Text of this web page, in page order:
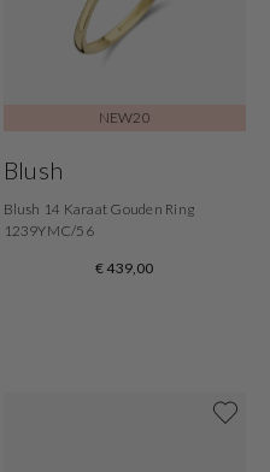
NEW20
Blush
Blush 14 Karaat Gouden Ring
1239YMC/56
€ 439,00